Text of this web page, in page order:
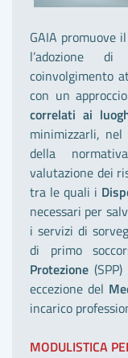
GAIA promuove
l’adozione
coinvolgimento
con un
correlati ai
minimizzarli,
della
valutazione dei
tra le quali i
necessari per
i servizi di
di primo
Protezione(SPP)
eccezione del
incarico
MODULISTICA